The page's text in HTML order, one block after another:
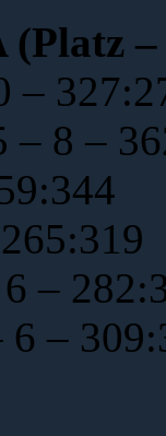
(Platz
–
– 8 –
–
6 –